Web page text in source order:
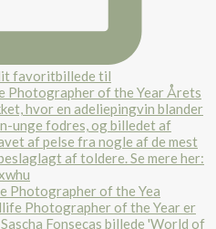
Photographer of the Yea